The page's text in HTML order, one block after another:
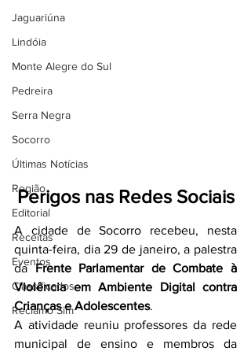
Jaguariúna
Lindóia
Monte Alegre do Sul
Pedreira
Serra Negra
Socorro
Últimas Notícias
Região
Editorial
Receitas
Eventos
Classificados
Reclamo Sim
Perigos nas Redes Sociais
A cidade de Socorro recebeu, nesta
quinta-feira, dia 29 de janeiro, a palestra
da Frente Parlamentar de Combate à
Violência em Ambiente Digital contra
Crianças e Adolescentes.
A atividade reuniu professores da rede
municipal de ensino e membros da